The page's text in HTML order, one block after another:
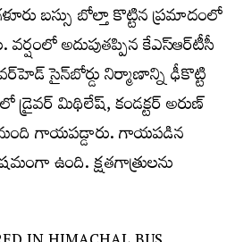
బస్సు బోల్తా కొట్టిన ప్రమాదంలో
అదుపుతప్పిన కేఎస్‌ఆర్‌టీసీ
సైన్‌బోర్డు నిర్మాణాన్ని ఢీకొట్టి
మిథిలేష్‌, కండక్టర్‌ అరుణ్‌
గాయపడ్డారు. గాయపడిన
ఉంది. క్షతగాత్రులను